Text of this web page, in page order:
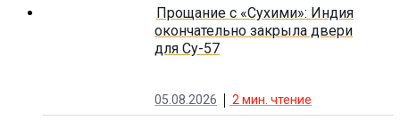
Прощание с «Сухими»: Индия
окончательно закрыла двери
для Су-57
05.08.2026 2 мин. чтение